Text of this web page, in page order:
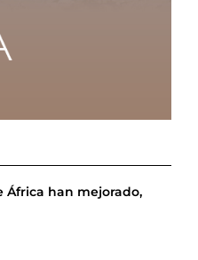
África han mejorado,